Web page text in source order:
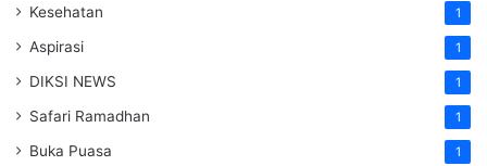
Kesehatan 1
Aspirasi 1
DIKSI NEWS 1
Safari Ramadhan 1
Buka Puasa 1